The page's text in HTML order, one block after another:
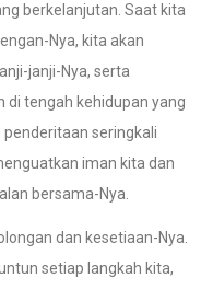
berkelanjutan. Saat kita
Nya, kita akan
janji-Nya, serta
tengah kehidupan yang
seringkali
iman kita dan
bersama-Nya.
dan kesetiaan-Nya.
setiap langkah kita,